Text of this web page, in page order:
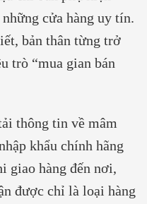
cửa hàng uy tín.
bản thân từng trở
trò “mua gian bán
thông tin về mâm
khẩu chính hãng
giao hàng đến nơi,
được chỉ là loại hàng